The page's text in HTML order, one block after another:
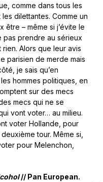
comme dans tous les
dilettantes. Comme un
– même si j’évite le
pas prendre au sérieux
rien. Alors que leur avis
parisien de merde mais
je sais qu’en
hommes politiques, en
sur des mecs
mecs qui ne se
vont voter… au milieu.
voter Hollande, pour
tour. Même si,
pour Melenchon,
// Pan European.